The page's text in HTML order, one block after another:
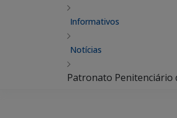
Informativos
Notícias
Patronato Penitenciário